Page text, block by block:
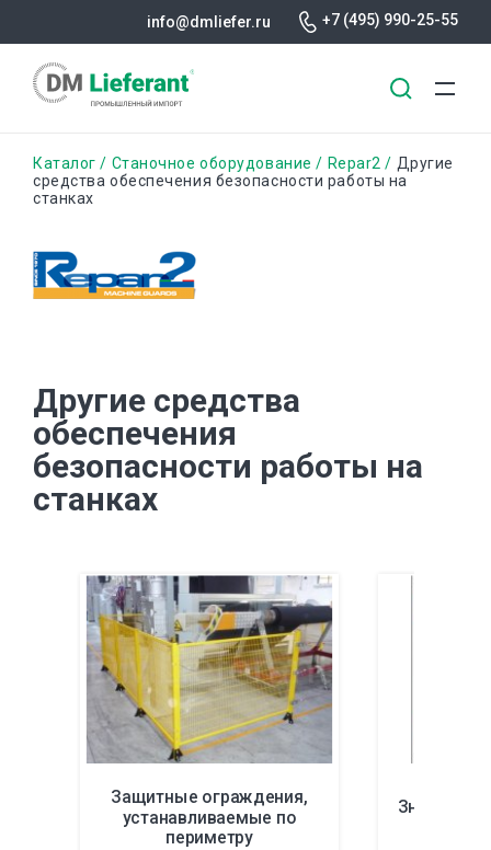
основному
info@dmliefer.ru +7 (495) 990-25-55
Строка
навигации
Каталог Станочное оборудование Repar2
Другие
средства обеспечения безопасности работы на
станках
Другие средства
обеспечения
безопасности работы на
станках
Защитные ограждения,
устанавливаемые по
периметру
Знаки